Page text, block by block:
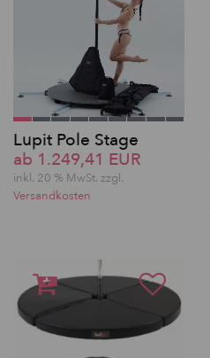
Lupit Pole Stage
ab 1.249,41 EUR
inkl. 20 % MwSt. zzgl.
Versandkosten